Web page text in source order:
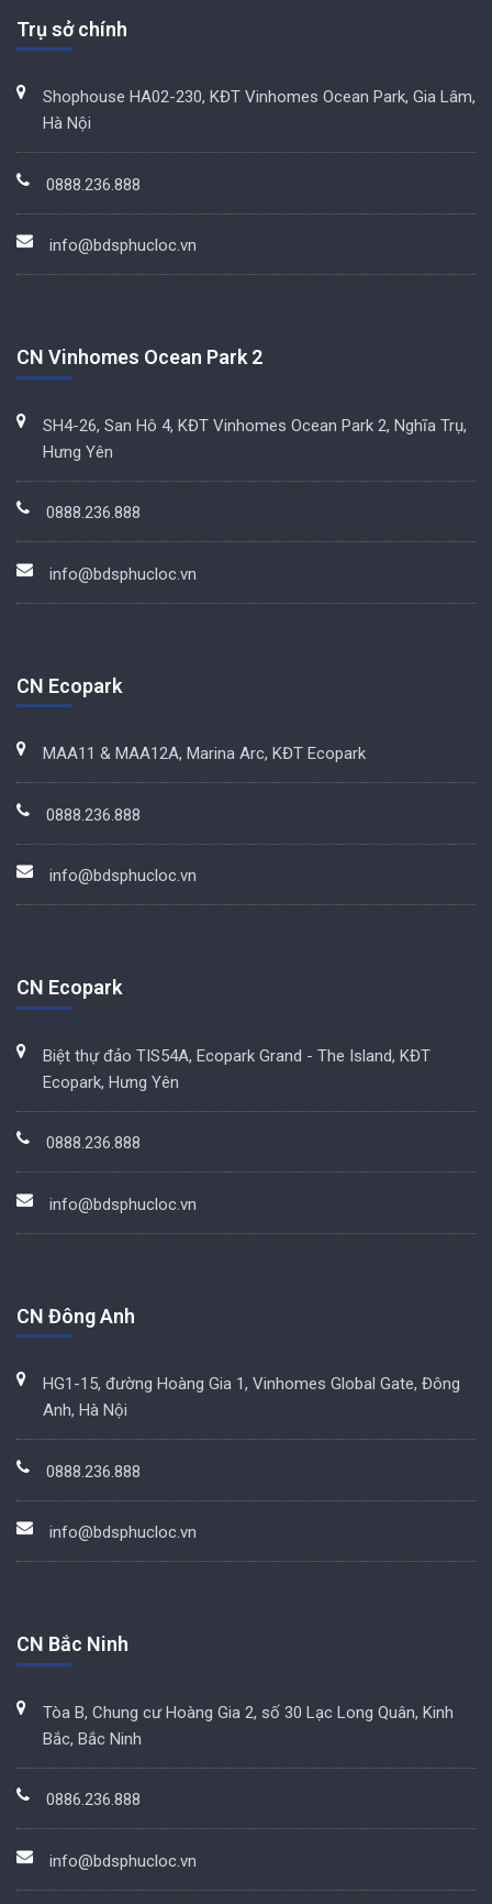
Trụ sở chính
Shophouse HA02-230, KĐT Vinhomes Ocean Park, Gia Lâm,
Hà Nội
0888.236.888
info@bdsphucloc.vn
CN Vinhomes Ocean Park 2
SH4-26, San Hô 4, KĐT Vinhomes Ocean Park 2, Nghĩa Trụ,
Hưng Yên
0888.236.888
info@bdsphucloc.vn
CN Ecopark
MAA11 & MAA12A, Marina Arc, KĐT Ecopark
0888.236.888
info@bdsphucloc.vn
CN Ecopark
Biệt thự đảo TIS54A, Ecopark Grand - The Island, KĐT
Ecopark, Hưng Yên
0888.236.888
info@bdsphucloc.vn
CN Đông Anh
HG1-15, đường Hoàng Gia 1, Vinhomes Global Gate, Đông
Anh, Hà Nội
0888.236.888
info@bdsphucloc.vn
CN Bắc Ninh
Tòa B, Chung cư Hoàng Gia 2, số 30 Lạc Long Quân, Kinh
Bắc, Bắc Ninh
0886.236.888
info@bdsphucloc.vn